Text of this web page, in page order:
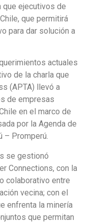
que ejecutivos de
que permitirá
para dar solución a
actuales
de la charla que
(APTA) llevó a
de empresas
en el marco de
por la Agenda de
– Promperú.
se gestionó
Connections, con la
colaborativo entre
vecina; con el
enfrenta la minería
que permitan